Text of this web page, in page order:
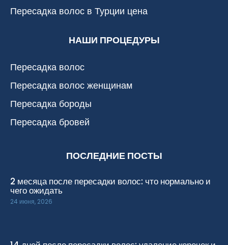
Пересадка волос в Турции цена
НАШИ ПРОЦЕДУРЫ
Пересадка волос
Пересадка волос женщинам
Пересадка бороды
Пересадка бровей
ПОСЛЕДНИЕ ПОСТЫ
2 месяца после пересадки волос: что нормально и
чего ожидать
24 июня, 2026